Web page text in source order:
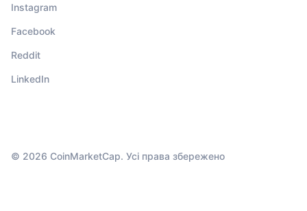
Instagram
Facebook
Reddit
LinkedIn
© 2026 CoinMarketCap. Усі права збережено